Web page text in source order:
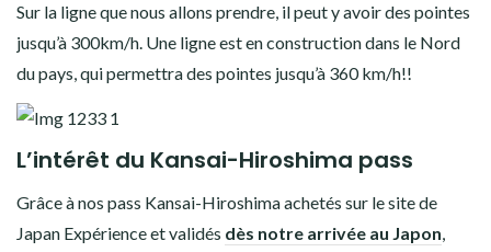
Sur la ligne que nous allons prendre, il peut y avoir des pointes
jusqu’à 300km/h. Une ligne est en construction dans le Nord
du pays, qui permettra des pointes jusqu’à 360 km/h!!
L’intérêt du Kansai-Hiroshima pass
Grâce à nos pass Kansai-Hiroshima achetés sur le site de
Japan Expérience et validés dès notre arrivée au Japon,